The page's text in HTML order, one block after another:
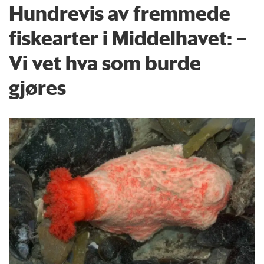
Hundrevis av fremmede
fiskearter i Middelhavet: –
Vi vet hva som burde
gjøres